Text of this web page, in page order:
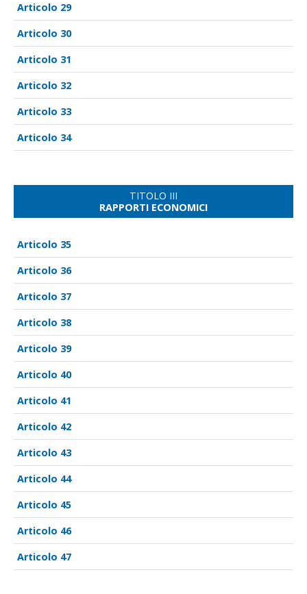
29
30
31
32
33
34
TITOLO III
RAPPORTI ECONOMICI
35
36
37
38
39
40
41
42
43
44
45
46
47